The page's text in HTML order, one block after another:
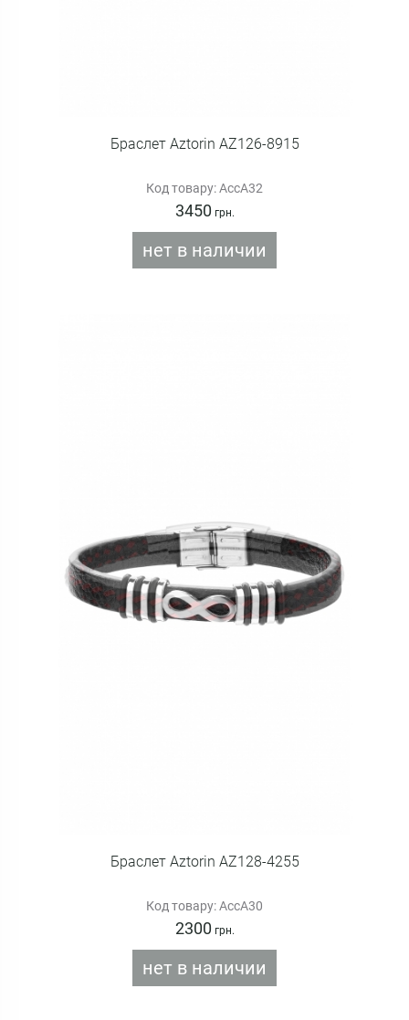
Браслет Aztorin AZ126-8915
Код товару: AccA32
3450 грн.
нет в наличии
Браслет Aztorin AZ128-4255
Код товару: AccA30
2300 грн.
нет в наличии